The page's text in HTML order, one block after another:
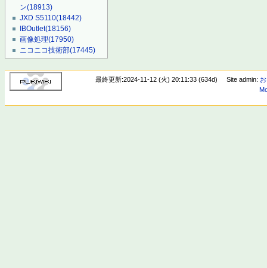
ン(18913)
JXD S5110(18442)
IBOutlet(18156)
画像処理(17950)
ニコニコ技術部(17445)
最終更新:2024-11-12 (火) 20:11:33 (634d) Site admin: